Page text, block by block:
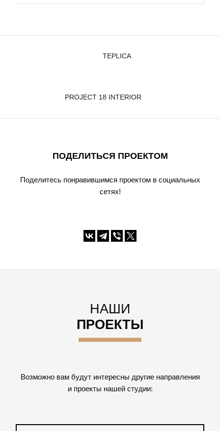
TEPLICA
PROJECT 18 INTERIOR
ПОДЕЛИТЬСЯ ПРОЕКТОМ
Поделитесь понравившимся проектом в социальных
сетях!
НАШИ
ПРОЕКТЫ
Возможно вам будут интересны другие направления
и проекты нашей студии: